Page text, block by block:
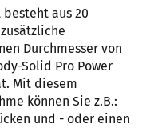
besteht aus 20
Durchmesser von
Solid Pro Power
Mit diesem
können Sie z.B.:
und - oder einen